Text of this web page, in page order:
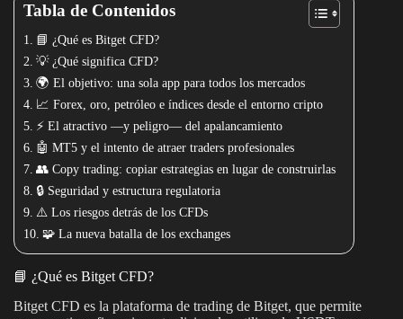
Tabla de Contenidos
📘 ¿Qué es Bitget CFD?
💡 ¿Qué significa CFD?
🌍 El objetivo: una sola app para todos los mercados
📈 Forex, oro, petróleo e índices desde el entorno cripto
⚡ El atractivo —y peligro— del apalancamiento
🤖 MT5 y el intento de atraer traders profesionales
👥 Copy trading: copiar estrategias en lugar de construirlas
🔒 Seguridad y estructura regulatoria
⚠️ Los riesgos detrás de los CFDs
🧩 La nueva batalla de los exchanges
📘 ¿Qué es Bitget CFD?
Bitget CFD es la plataforma de trading de Bitget, que permite